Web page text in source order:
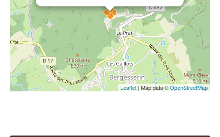
Leaflet| Map data ©OpenStreetMap